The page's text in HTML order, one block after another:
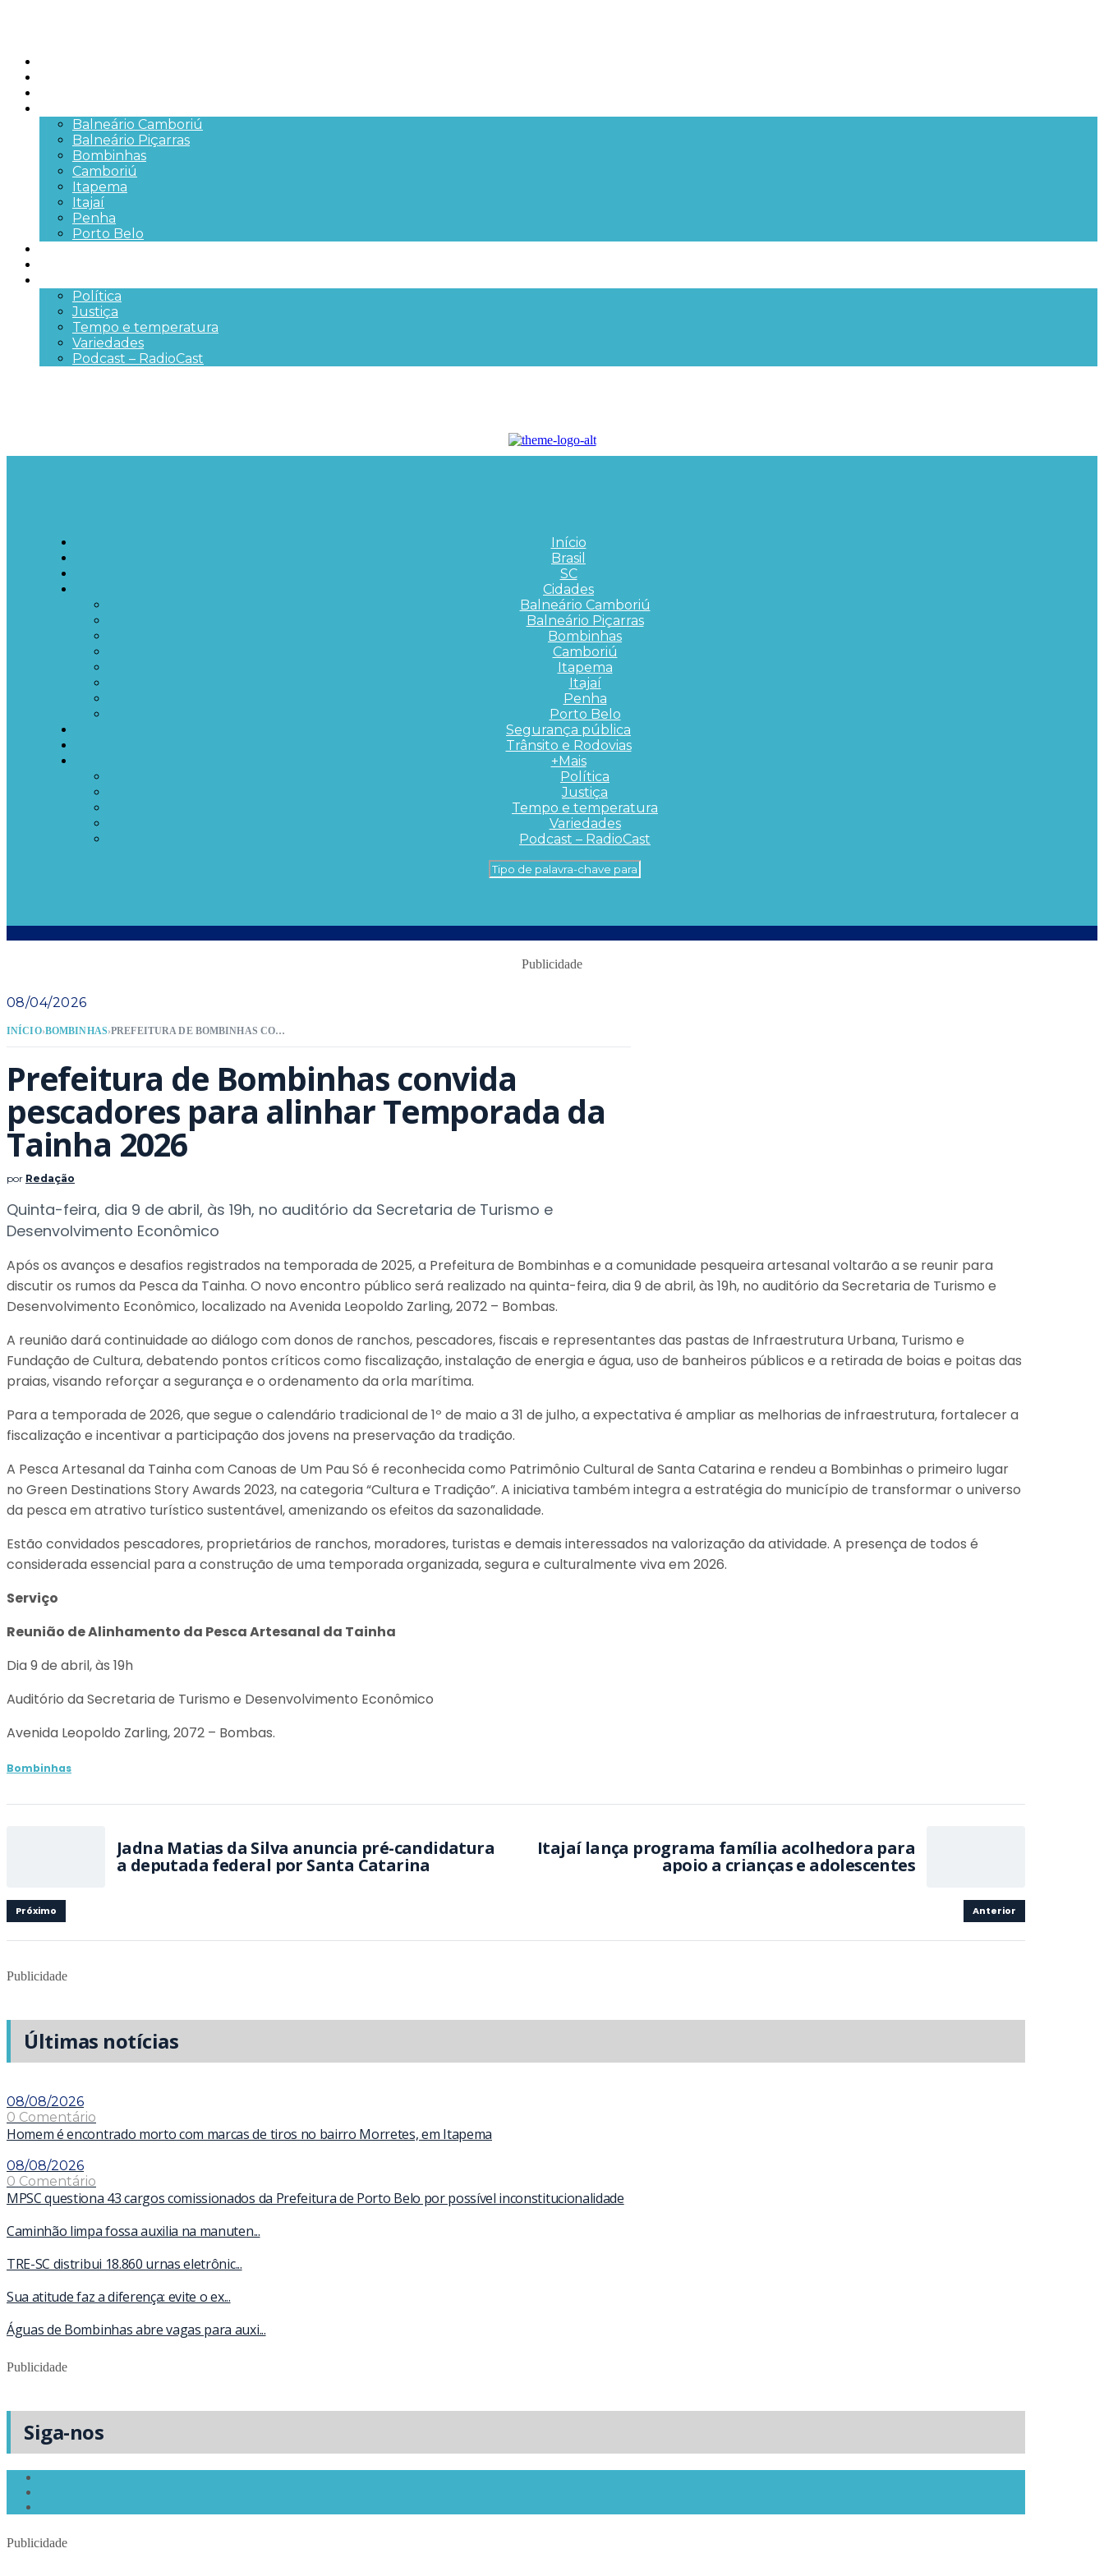
Balneário Camboriú
Balneário Piçarras
Bombinhas
Camboriú
Itapema
Itajaí
Penha
Porto Belo
Política
Justiça
Tempo e temperatura
Variedades
Podcast – RadioCast
Início
Brasil
SC
Cidades
Balneário Camboriú
Balneário Piçarras
Bombinhas
Camboriú
Itapema
Itajaí
Penha
Porto Belo
Segurança pública
Trânsito e Rodovias
+Mais
Política
Justiça
Tempo e temperatura
Variedades
Podcast – RadioCast
Publicidade
08/04/2026
INÍCIO›BOMBINHAS› PREFEITURA DE BOMBINHAS CONVIDA PESCADORES PARA ALINHAR TEMPORADA DA TAINHA 2026
Prefeitura de Bombinhas convida
pescadores para alinhar Temporada da
Tainha 2026
por Redação
Quinta-feira, dia 9 de abril, às 19h, no auditório da Secretaria de Turismo e
Desenvolvimento Econômico
Após os avanços e desafios registrados na temporada de 2025, a Prefeitura de Bombinhas e a comunidade pesqueira artesanal voltarão a se reunir para
discutir os rumos da Pesca da Tainha. O novo encontro público será realizado na quinta-feira, dia 9 de abril, às 19h, no auditório da Secretaria de Turismo e
Desenvolvimento Econômico, localizado na Avenida Leopoldo Zarling, 2072 – Bombas.
A reunião dará continuidade ao diálogo com donos de ranchos, pescadores, fiscais e representantes das pastas de Infraestrutura Urbana, Turismo e
Fundação de Cultura, debatendo pontos críticos como fiscalização, instalação de energia e água, uso de banheiros públicos e a retirada de boias e poitas das
praias, visando reforçar a segurança e o ordenamento da orla marítima.
Para a temporada de 2026, que segue o calendário tradicional de 1º de maio a 31 de julho, a expectativa é ampliar as melhorias de infraestrutura, fortalecer a
fiscalização e incentivar a participação dos jovens na preservação da tradição.
A Pesca Artesanal da Tainha com Canoas de Um Pau Só é reconhecida como Patrimônio Cultural de Santa Catarina e rendeu a Bombinhas o primeiro lugar
no Green Destinations Story Awards 2023, na categoria “Cultura e Tradição”. A iniciativa também integra a estratégia do município de transformar o universo
da pesca em atrativo turístico sustentável, amenizando os efeitos da sazonalidade.
Estão convidados pescadores, proprietários de ranchos, moradores, turistas e demais interessados na valorização da atividade. A presença de todos é
considerada essencial para a construção de uma temporada organizada, segura e culturalmente viva em 2026.
Serviço
Reunião de Alinhamento da Pesca Artesanal da Tainha
Dia 9 de abril, às 19h
Auditório da Secretaria de Turismo e Desenvolvimento Econômico
Avenida Leopoldo Zarling, 2072 – Bombas.
Bombinhas
Jadna Matias da Silva anuncia pré-candidatura
a deputada federal por Santa Catarina
Próximo
Itajaí lança programa família acolhedora para
apoio a crianças e adolescentes
Anterior
Publicidade
Últimas notícias
08/08/2026
0 Comentário
Homem é encontrado morto com marcas de tiros no bairro Morretes, em Itapema
08/08/2026
0 Comentário
MPSC questiona 43 cargos comissionados da Prefeitura de Porto Belo por possível inconstitucionalidade
Caminhão limpa fossa auxilia na manuten...
TRE-SC distribui 18.860 urnas eletrônic...
Sua atitude faz a diferença: evite o ex...
Águas de Bombinhas abre vagas para auxi...
Publicidade
Siga-nos
Publicidade